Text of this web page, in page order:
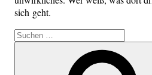
sich geht.
Suche
nach: